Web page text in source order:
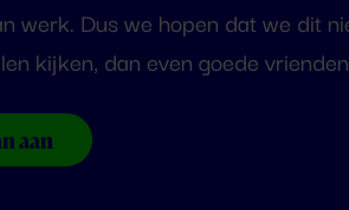
werk. Dus we hopen dat we dit
kijken, dan even goede
aan